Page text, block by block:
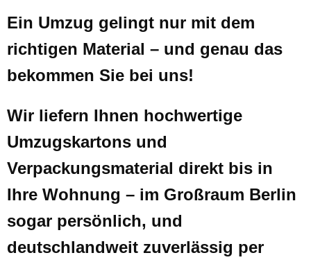
Ein Umzug gelingt nur mit dem
richtigen Material – und genau das
bekommen Sie bei uns!
Wir liefern Ihnen hochwertige
Umzugskartons und
Verpackungsmaterial direkt bis in
Ihre Wohnung – im Großraum Berlin
sogar persönlich, und
deutschlandweit zuverlässig per